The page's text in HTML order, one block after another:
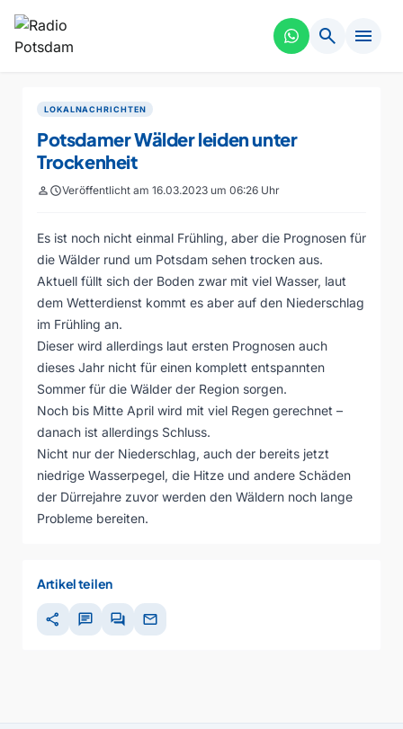
search menu
LOKALNACHRICHTEN
Potsdamer Wälder leiden unter
Trockenheit
personscheduleVeröffentlicht am 16.03.2023 um 06:26 Uhr
Es ist noch nicht einmal Frühling, aber die Prognosen für
die Wälder rund um Potsdam sehen trocken aus.
Aktuell füllt sich der Boden zwar mit viel Wasser, laut
dem Wetterdienst kommt es aber auf den Niederschlag
im Frühling an.
Dieser wird allerdings laut ersten Prognosen auch
dieses Jahr nicht für einen komplett entspannten
Sommer für die Wälder der Region sorgen.
Noch bis Mitte April wird mit viel Regen gerechnet –
danach ist allerdings Schluss.
Nicht nur der Niederschlag, auch der bereits jetzt
niedrige Wasserpegel, die Hitze und andere Schäden
der Dürrejahre zuvor werden den Wäldern noch lange
Probleme bereiten.
Artikel teilen
share chat forum mail